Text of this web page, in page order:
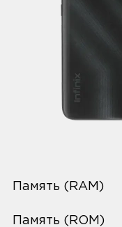
Память (RAM)
Память (ROM)